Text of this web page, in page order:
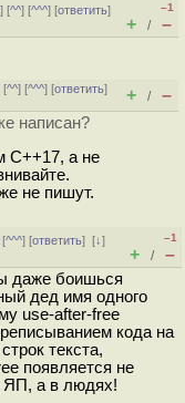
] [^^] [^^^] [ответить]
–1
+ / –
[^^] [^^^] [ответить]
+ / –
написан?
C++17, а не
не пишут.
[^^^] [ответить][↓]
–1
+ / –
даже боишься
дед имя одного
use-after-free
кода на
текста,
появляется не
ЯП, а в людях!